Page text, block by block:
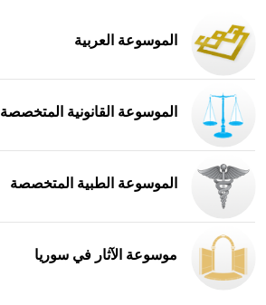
الموسوعة العربية
الموسوعة القانونية المتخصصة
الموسوعة الطبية المتخصصة
موسوعة الآثار في سوريا